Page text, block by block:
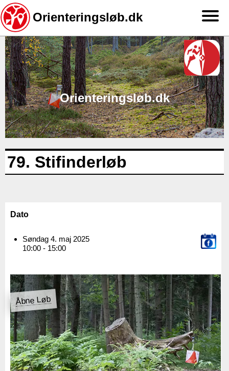
Gå
til
hovedindhold
Orienteringsløb.dk
Orienteringsløb.dk
79. Stifinderløb
Dato
Søndag 4. maj 2025
10:00 - 15:00
Åbne Løb